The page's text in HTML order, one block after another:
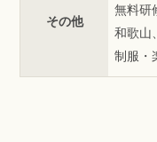
その他
無料研
和歌山
制服・